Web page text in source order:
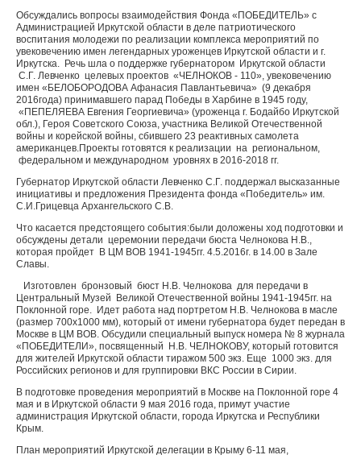
Обсуждались вопросы взаимодействия Фонда «ПОБЕДИТЕЛЬ» с
Администрацией Иркутской области в деле патриотического
воспитания молодежи по реализации комплекса мероприятий по
увековечению имен легендарных уроженцев Иркутской области и г.
Иркутска. Речь шла о поддержке губернатором Иркутской области
С.Г. Левченко целевых проектов «ЧЕЛНОКОВ - 110», увековечению
имен «БЕЛОБОРОДОВА Афанасия Павлантьевича» (9 декабря
2016года) принимавшего парад Победы в Харбине в 1945 году,
«ПЕПЕЛЯЕВА Евгения Георгиевича» (уроженца г. Бодайбо Иркутской
обл.), Героя Советского Союза, участника Великой Отечественной
войны и корейской войны, сбившего 23 реактивных самолета
американцев.Проекты готовятся к реализации на региональном,
федеральном и международном уровнях в 2016-2018 гг.
Губернатор Иркутской области Левченко С.Г. поддержал высказанные
инициативы и предложения Президента фонда «Победитель» им.
С.И.Грицевца Архангельского С.В.
Что касается предстоящего события:были доложены ход подготовки и
обсуждены детали церемонии передачи бюста Челнокова Н.В.,
которая пройдет В ЦМ ВОВ 1941-1945гг. 4.5.2016г. в 14.00 в Зале
Славы.
Изготовлен бронзовый бюст Н.В. Челнокова для передачи в
Центральный Музей Великой Отечественной войны 1941-1945гг. на
Поклонной горе. Идет работа над портретом Н.В. Челнокова в масле
(размер 700х1000 мм), который от имени губернатора будет передан в
Москве в ЦМ ВОВ. Обсудили специальный выпуск номера № 8 журнала
«ПОБЕДИТЕЛИ», посвященный Н.В. ЧЕЛНОКОВУ, который готовится
для жителей Иркутской области тиражом 500 экз. Еще 1000 экз. для
Российских регионов и для группировки ВКС России в Сирии.
В подготовке проведения мероприятий в Москве на Поклонной горе 4
мая и в Иркутской области 9 мая 2016 года, примут участие
администрация Иркутской области, города Иркутска и Республики
Крым.
План мероприятий Иркутской делегации в Крыму 6-11 мая,